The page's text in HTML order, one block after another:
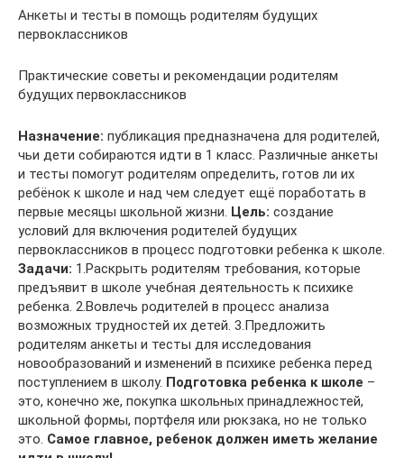
Анкеты и тесты в помощь родителям будущих
первоклассников
Практические советы и рекомендации родителям
будущих первоклассников
Назначение: публикация предназначена для родителей,
чьи дети собираются идти в 1 класс. Различные анкеты
и тесты помогут родителям определить, готов ли их
ребёнок к школе и над чем следует ещё поработать в
первые месяцы школьной жизни. Цель: создание
условий для включения родителей будущих
первоклассников в процесс подготовки ребенка к школе.
Задачи: 1.Раскрыть родителям требования, которые
предъявит в школе учебная деятельность к психике
ребенка. 2.Вовлечь родителей в процесс анализа
возможных трудностей их детей. 3.Предложить
родителям анкеты и тесты для исследования
новообразований и изменений в психике ребенка перед
поступлением в школу. Подготовка ребенка к школе –
это, конечно же, покупка школьных принадлежностей,
школьной формы, портфеля или рюкзака, но не только
это. Самое главное, ребенок должен иметь желание